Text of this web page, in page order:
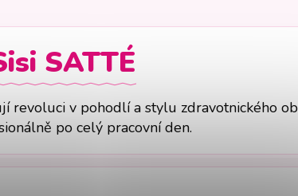
SATTÉ
revoluci v pohodlí a stylu zdravotnického
po celý pracovní den.